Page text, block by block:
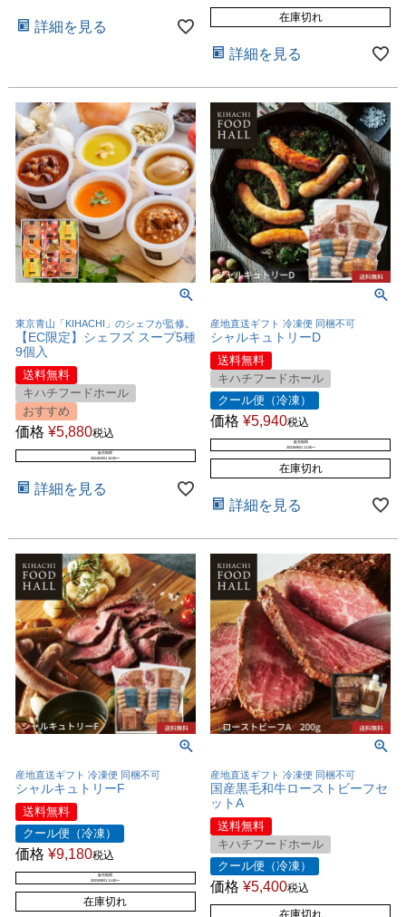
詳細を見る
在庫切れ
詳細を見る
東京青山「KIHACHI」のシェフが監修。
【EC限定】シェフズ スープ5種
9個入
送料無料
キハチフードホール
おすすめ
価格 ¥5,880税込
販売期間
2024/03/01 10:00〜
詳細を見る
産地直送ギフト 冷凍便 同梱不可
シャルキュトリーD
送料無料
キハチフードホール
クール便（冷凍）
価格 ¥5,940税込
販売期間
2023/09/01 11:00〜
在庫切れ
詳細を見る
産地直送ギフト 冷凍便 同梱不可
シャルキュトリーF
送料無料
クール便（冷凍）
価格 ¥9,180税込
販売期間
2023/09/01 11:00〜
在庫切れ
産地直送ギフト 冷凍便 同梱不可
国産黒毛和牛ローストビーフセ
ットA
送料無料
キハチフードホール
クール便（冷凍）
価格 ¥5,400税込